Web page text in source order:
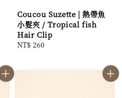
Coucou Suzette | 熱帶魚
小髮夾 / Tropical fish
Hair Clip
Regular
NT$ 260